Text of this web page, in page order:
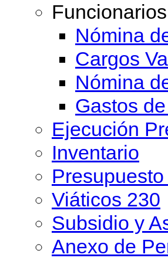
Funcionarios
Nómina
Cargos
Nómina
Gastos
Ejecución
Inventario
Viáticos 230
Subsidio y
Anexo de